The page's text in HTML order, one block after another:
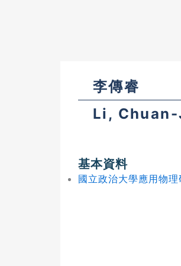
李傳睿
Li,
基本資料
國立政治大學應用物